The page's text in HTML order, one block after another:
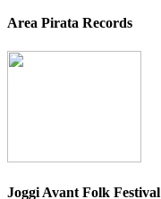
Area Pirata Records
Joggi Avant Folk Festival